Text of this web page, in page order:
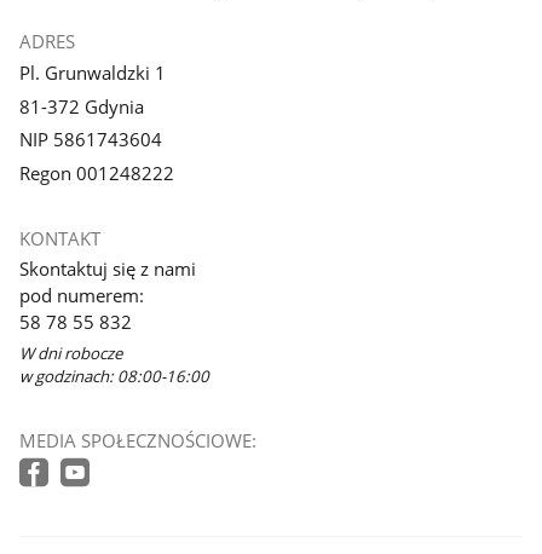
ADRES
Pl. Grunwaldzki 1
81-372 Gdynia
NIP 5861743604
Regon 001248222
KONTAKT
Skontaktuj się z nami
pod numerem:
58 78 55 832
W dni robocze
w godzinach: 08:00-16:00
MEDIA SPOŁECZNOŚCIOWE: